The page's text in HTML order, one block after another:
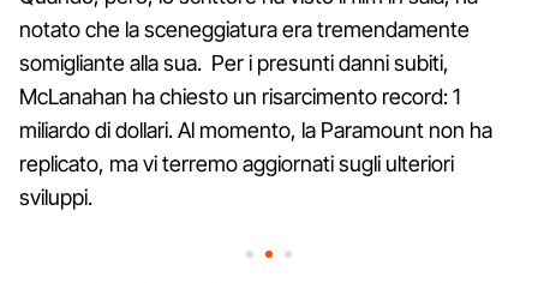
notato che la sceneggiatura era tremendamente
somigliante alla sua. Per i presunti danni subiti,
McLanahan ha chiesto un risarcimento record: 1
miliardo di dollari. Al momento, la Paramount non ha
replicato, ma vi terremo aggiornati sugli ulteriori
sviluppi.